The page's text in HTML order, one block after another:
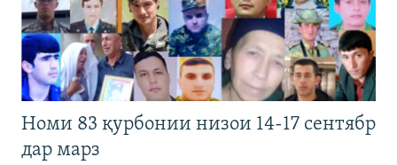
Номи 83 қурбонии низои 14-17 сентябр
дар марз